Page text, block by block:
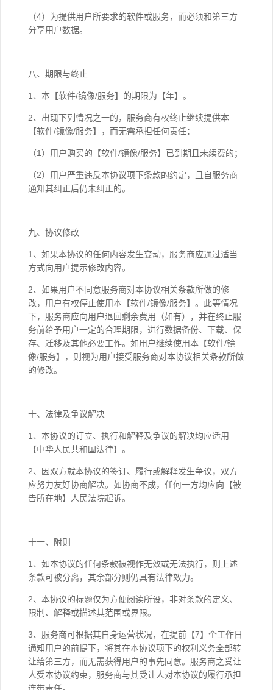
（4）为提供用户所要求的软件或服务，而必须和第三方
分享用户数据。
八、期限与终止
1、本【软件/镜像/服务】的期限为【年】。
2、出现下列情况之一的，服务商有权终止继续提供本
【软件/镜像/服务】，而无需承担任何责任：
（1）用户购买的【软件/镜像/服务】已到期且未续费的；
（2）用户严重违反本协议项下条款的约定，且自服务商
通知其纠正后仍未纠正的。
九、协议修改
1、如果本协议的任何内容发生变动，服务商应通过适当
方式向用户提示修改内容。
2、如果用户不同意服务商对本协议相关条款所做的修
改，用户有权停止使用本【软件/镜像/服务】。此等情况
下，服务商应向用户退回剩余费用（如有），并在终止服
务前给予用户一定的合理期限，进行数据备份、下载、保
存、迁移及其他必要工作。如用户继续使用本【软件/镜
像/服务】，则视为用户接受服务商对本协议相关条款所做
的修改。
十、法律及争议解决
1、本协议的订立、执行和解释及争议的解决均应适用
【中华人民共和国法律】。
2、因双方就本协议的签订、履行或解释发生争议，双方
应努力友好协商解决。如协商不成，任何一方均应向【被
告所在地】人民法院起诉。
十一、附则
1、如本协议的任何条款被视作无效或无法执行，则上述
条款可被分离，其余部分则仍具有法律效力。
2、本协议的标题仅为方便阅读所设，非对条款的定义、
限制、解释或描述其范围或界限。
3、服务商可根据其自身运营状况，在提前【7】个工作日
通知用户的前提下，将其在本协议项下的权利义务全部转
让给第三方，而无需获得用户的事先同意。服务商之受让
人受本协议约束，服务商与其受让人对本协议的履行承担